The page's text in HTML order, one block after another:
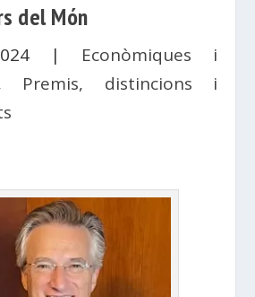
del Món
| Econòmiques i
Premis, distincions i